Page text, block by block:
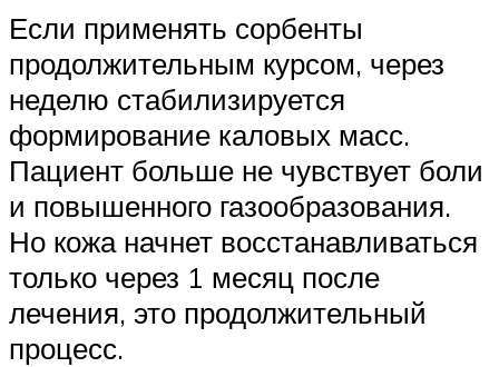
Если применять сорбенты
продолжительным курсом, через
неделю стабилизируется
формирование каловых масс.
Пациент больше не чувствует боли
и повышенного газообразования.
Но кожа начнет восстанавливаться
только через 1 месяц после
лечения, это продолжительный
процесс.